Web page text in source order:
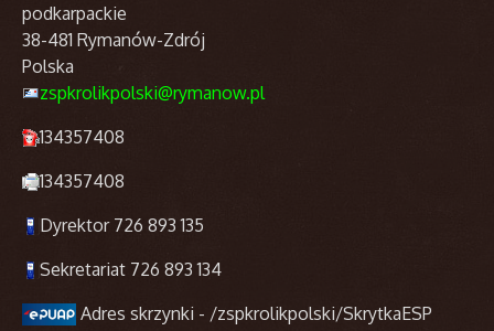
podkarpackie
38-481 Rymanów-Zdrój
Polska
zspkrolikpolski@rymanow.pl
134357408
134357408
Dyrektor 726 893 135
Sekretariat 726 893 134
Adres skrzynki - /zspkrolikpolski/SkrytkaESP